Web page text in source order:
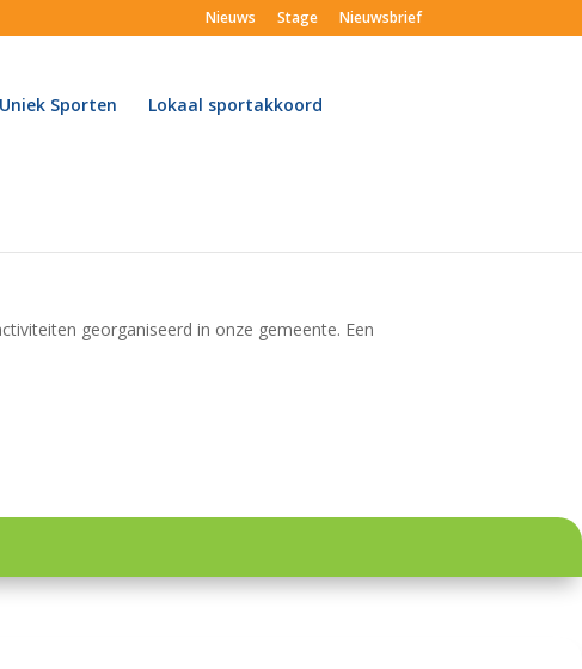
Nieuws Stage Nieuwsbrief
Uniek Sporten Lokaal sportakkoord
georganiseerd in onze gemeente. Een